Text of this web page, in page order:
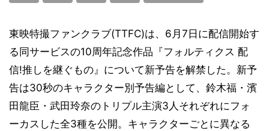
東映特撮ファンクラブ(TTFC)は、6月7日に配信開始す
る同サービスの10周年記念作品『フォルティクス 配
信!推しを継ぐもの』について新予告を解禁した。新予
告は30秒のキャラクター別予告編として、鈴木福・濱
田龍臣・武田玲奈のトリプル主演3人それぞれにフォ
ーカスした全3種を公開。キャラクターごとに異なる